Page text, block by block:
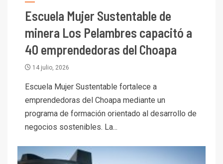
Escuela Mujer Sustentable de
minera Los Pelambres capacitó a
40 emprendedoras del Choapa
14 julio, 2026
Escuela Mujer Sustentable fortalece a
emprendedoras del Choapa mediante un
programa de formación orientado al desarrollo de
negocios sostenibles. La...